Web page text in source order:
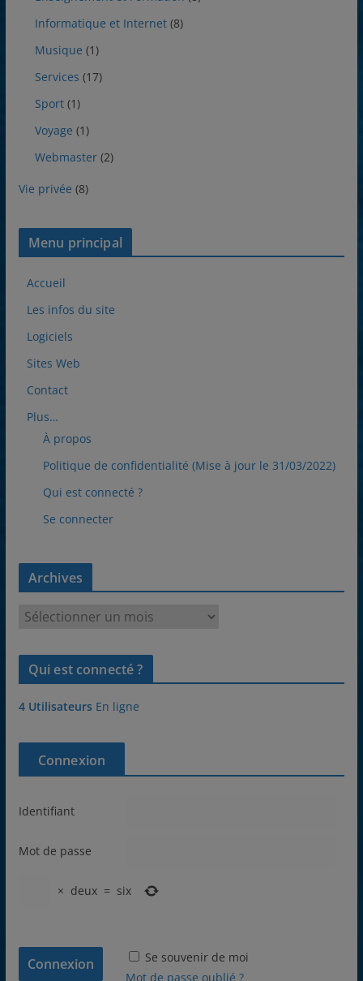
Informatique et Internet(8)
Musique (1)
Services (17)
Sport(1)
Voyage (1)
Webmaster(2)
Vie privée (8)
Menu principal
Accueil
Les infos du site
Logiciels
Sites Web
Contact
Plus…
À propos
Politique de confidentialité (Mise à jour le 31/03/2022)
Qui est connecté ?
Se connecter
Archives
c
v
Qui est connecté ?
4 Utilisateurs En ligne
Connexion
Identifiant
Mot de passe
× deux = six
Se souvenir de moi
Mot de passe oublié ?